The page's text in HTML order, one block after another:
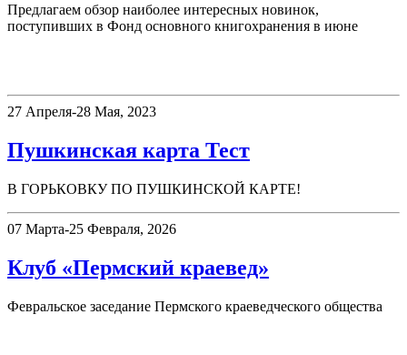
Предлагаем обзор наиболее интересных новинок,
поступивших в Фонд основного книгохранения в июне
27 Апреля-28 Мая, 2023
Пушкинская карта Тест
В ГОРЬКОВКУ ПО ПУШКИНСКОЙ КАРТЕ!
07 Марта-25 Февраля, 2026
Клуб «Пермский краевед»
Февральское заседание Пермского краеведческого общества